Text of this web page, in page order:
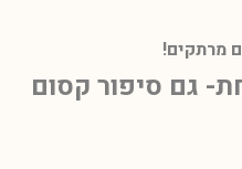
מרתקים!
גם סיפור קסום